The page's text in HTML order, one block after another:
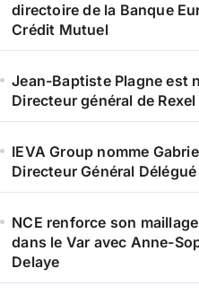
directoire de la Banque
Crédit Mutuel
Jean-Baptiste Plagne est
Directeur général de
IEVA Group nomme
Directeur Général Délégué
NCE renforce son
dans le Var avec Anne-
Delaye